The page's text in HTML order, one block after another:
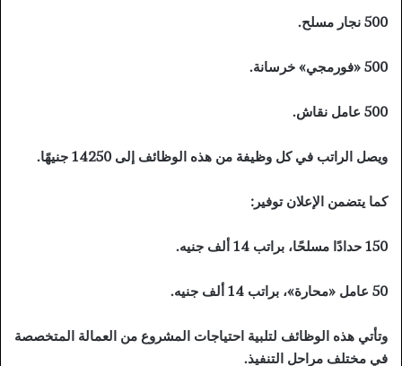
500 نجار مسلح.
500 «فورمجي» خرسانة.
500 عامل نقاش.
ويصل الراتب في كل وظيفة من هذه الوظائف إلى 14250 جنيهًا.
كما يتضمن الإعلان توفير:
150 حدادًا مسلحًا، براتب 14 ألف جنيه.
50 عامل «محارة»، براتب 14 ألف جنيه.
وتأتي هذه الوظائف لتلبية احتياجات المشروع من العمالة المتخصصة
في مختلف مراحل التنفيذ.